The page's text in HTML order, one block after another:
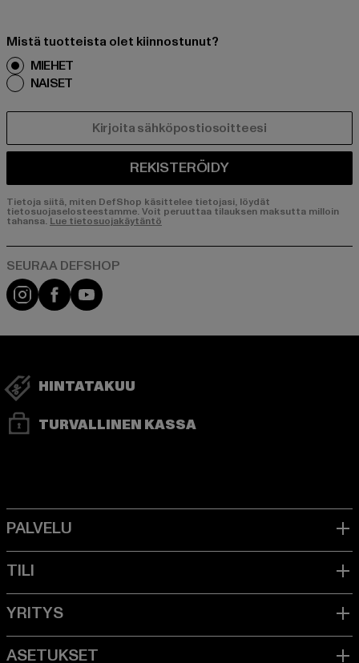
Mistä tuotteista olet kiinnostunut?
MIEHET
NAISET
REKISTERÖIDY
Tietoja siitä, miten DefShop käsittelee tietojasi, löydät
tietosuojaselosteestamme. Voit peruuttaa tilauksen maksutta milloin
tahansa. Lue tietosuojakäytäntö
Visit our Instagram page:
Visit our Facebook page:
Visit our YouTube channel:
HINTATAKUU
TURVALLINEN KASSA